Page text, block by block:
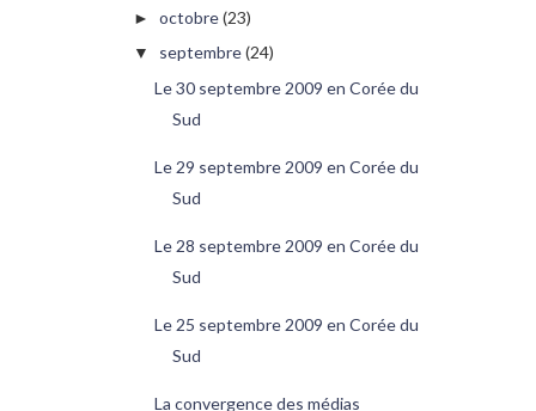
► octobre(23)
▼ septembre(24)
Le 30 septembre 2009 en Corée du
Sud
Le 29 septembre 2009 en Corée du
Sud
Le 28 septembre 2009 en Corée du
Sud
Le 25 septembre 2009 en Corée du
Sud
La convergence des médias